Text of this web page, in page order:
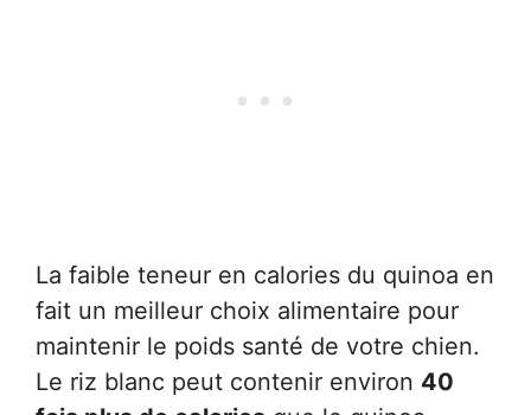
La faible teneur en calories du quinoa en
fait un meilleur choix alimentaire pour
maintenir le poids santé de votre chien.
Le riz blanc peut contenir environ 40